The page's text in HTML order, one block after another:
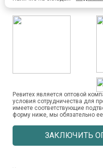
Ревитех является оптовой
условия сотрудничества для
имеете соответствующие
форму ниже, мы обязательно
ЗАКЛЮЧИТЬ